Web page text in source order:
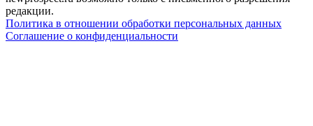
редакции.
Политика в отношении обработки персональных данных
Соглашение о конфиденциальности